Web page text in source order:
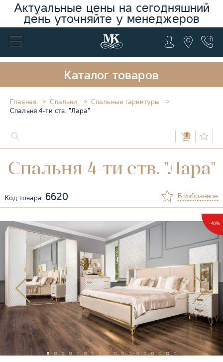
Актуальные цены на сегодняшний
день уточняйте у менеджеров
Каталог товаров
Главная Спальни
Спальные гарнитуры
Спальня 4-ти ств. "Лара"
0
Спальня 4-ти ств. "Лара"
Код товара: 6620 В избранное
-40%